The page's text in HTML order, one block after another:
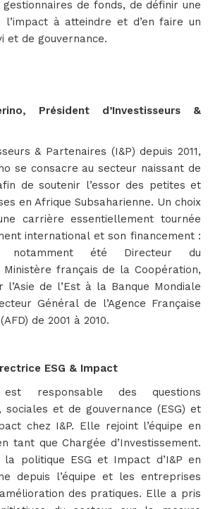
de fonds, de définir une
l’impact à atteindre et d’en faire un
et de gouvernance.
Président d’Investisseurs &
& Partenaires (I&P) depuis 2011,
se consacre au secteur naissant de
de soutenir l’essor des petites et
en Afrique Subsaharienne. Un choix
carrière essentiellement tournée
international et son financement :
été Directeur du
français de la Coopération,
l’Asie de l’Est à la Banque Mondiale
Général de l’Agence Française
de 2001 à 2010.
ESG & Impact
responsable des questions
sociales et de gouvernance (ESG) et
chez I&P. Elle rejoint l’équipe en
tant que Chargée d’Investissement.
politique ESG et Impact d’I&P en
depuis l’équipe et les entreprises
des pratiques. Elle a pris